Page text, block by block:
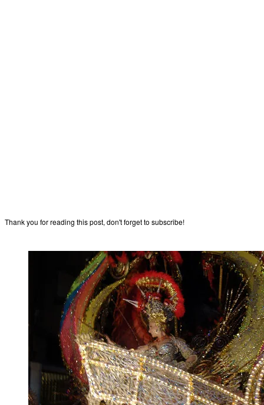
Thank you for reading this post, don't forget to subscribe!